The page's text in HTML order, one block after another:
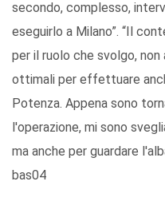
secondo, complesso,
eseguirlo a Milano”. “Il
per il ruolo che svolgo,
ottimali per effettuare
Potenza. Appena sono
l'operazione, mi sono
ma anche per guardare
bas04